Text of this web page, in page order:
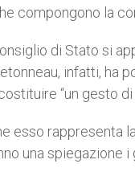
compongono la
di Stato si
infatti, ha
“un gesto
rappresenta
una spiegazione i